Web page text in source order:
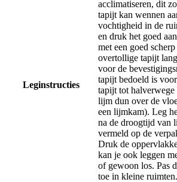
Leginstructies
acclimatiseren, dit
tapijt kan wennen
vochtigheid in de
en druk het goed
met een goed
overtollige tapijt
voor de
tapijt bedoeld is
tapijt tot halverwege
lijm dun over de
een lijmkam). Leg
na de droogtijd van
vermeld op de
Druk de
kan je ook leggen
of gewoon los. Pas
toe in kleine ruimten.